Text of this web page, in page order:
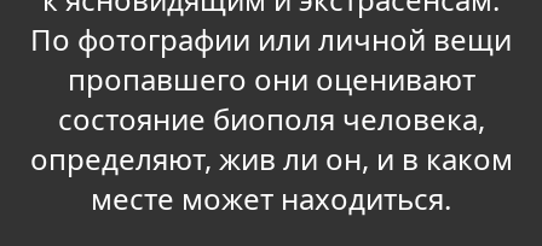
По фотографии или личной вещи
пропавшего они оценивают
состояние биополя человека,
определяют, жив ли он, и в каком
месте может находиться.